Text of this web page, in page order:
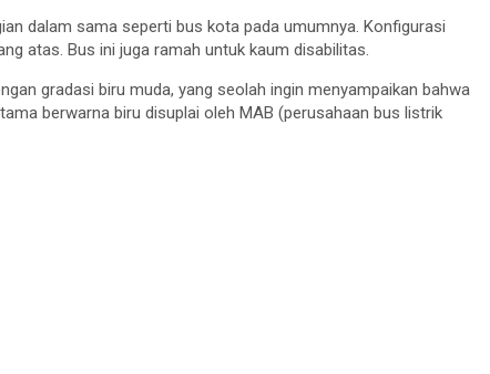
dalam sama seperti bus kota pada umumnya. Konfigurasi
atas. Bus ini juga ramah untuk kaum disabilitas.
gradasi biru muda, yang seolah ingin menyampaikan bahwa
berwarna biru disuplai oleh MAB (perusahaan bus listrik